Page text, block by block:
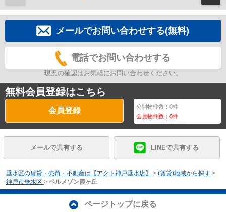
メールでお問い合わせする(無料)
電話でお問い合わせする
現況の確認はお気軽にお問い合わせください。
無料会員登録はこちら
会員登録 公開物件数：0件
会員物件数：0件
メールで共有する LINEで共有する
垂水区の賃貸・売買・不動産は【アクト神戸垂水店】 > (賃貸)地域から探す >
神戸市垂水区 > ベルメゾン霞ヶ丘
ページトップに戻る